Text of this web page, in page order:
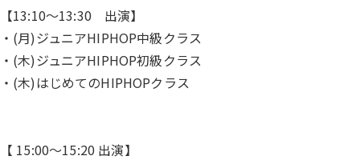
【13:10〜13:30 出演】
・(月)ジュニアHIPHOP中級クラス
・(木)ジュニアHIPHOP初級クラス
・(木)はじめてのHIPHOPクラス
【 15:00〜15:20 出演】